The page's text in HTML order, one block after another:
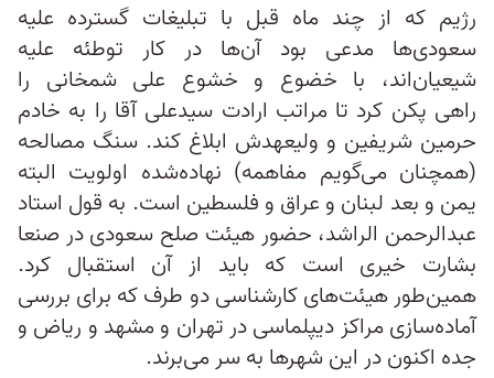
رژیم که از چند ماه قبل با تبلیغات گسترده علیه
سعودی‌ها مدعی بود آن‌ها در کار توطئه علیه
شیعیان‌اند، با خضوع و خشوع علی شمخانی را
راهی پکن کرد تا مراتب ارادت سیدعلی آقا را به خادم
حرمین شریفین و ولیعهدش ابلاغ کند. سنگ مصالحه
(همچنان می‌گویم مفاهمه) نهاده‌شده اولویت البته
یمن و بعد لبنان و عراق و فلسطین است. به قول استاد
عبدالرحمن الراشد، حضور هیئت صلح سعودی در صنعا
بشارت خیری است که باید از آن استقبال کرد.
همین‌طور هیئت‌های کارشناسی دو طرف که برای بررسی
آماده‌سازی مراکز دیپلماسی در تهران و مشهد و ریاض و
جده اکنون در این شهرها به سر می‌برند.